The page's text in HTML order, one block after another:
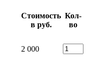
Стоимость
в руб.
Кол-
во
2 000